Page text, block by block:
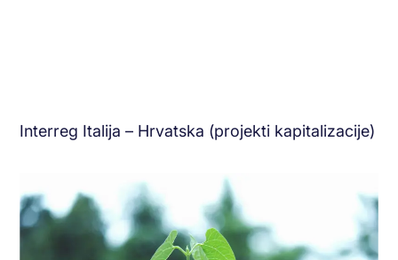
Interreg Italija – Hrvatska (projekti kapitalizacije)